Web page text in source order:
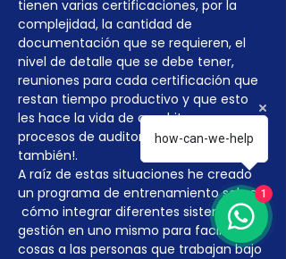
tienen varias certificaciones, por la
complejidad, la cantidad de
documentación que se requieren, el
nivel de detalle que se debe tener,
reuniones para cada certificación que
restan tiempo productivo y que esto
les hace la vida de cuadritos en
procesos de auditoría externa
también!.
A raíz de estas situaciones he creado
un programa de entrenamiento sobre
cómo integrar diferentes sistemas de
gestión en uno mismo para facilitar las
cosas a las personas que trabajan bajo
how-can-we-help
1